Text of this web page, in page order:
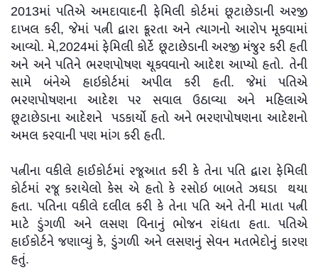
2013માં પતિએ અમદાવાદની ફેમિલી કોર્ટમાં છૂટાછેડાની અરજી
દાખલ કરી, જેમાં પત્ની દ્વારા ક્રૂરતા અને ત્યાગનો આરોપ મૂકવામાં
આવ્યો. મે,2024માં ફેમિલી કોર્ટે છૂટાછેડાની અરજી મંજુર કરી હતી
અને અને પતિને ભરણપોષણ ચૂકવવાનો આદેશ આપ્યો હતો. તેની
સામે બંનેએ હાઇકોર્ટમાં અપીલ કરી હતી. જેમાં પતિએ
ભરણપોષણના આદેશ પર સવાલ ઉઠાવ્યા અને મહિલાએ
છૂટાછેડાના આદેશને પડકાર્યો હતો અને ભરણપોષણના આદેશનો
અમલ કરવાની પણ માંગ કરી હતી.
પત્નીના વકીલે હાઈકોર્ટમાં રજૂઆત કરી કે તેના પતિ દ્વારા ફેમિલી
કોર્ટમાં રજૂ કરાયેલો કેસ એ હતો કે રસોઇ બાબતે ઝઘડા થયા
હતા. પતિના વકીલે દલીલ કરી કે તેના પતિ અને તેની માતા પત્ની
માટે ડુંગળી અને લસણ વિનાનું ભોજન રાંધતા હતા. પતિએ
હાઈકોર્ટને જણાવ્યું કે, ડુંગળી અને લસણનું સેવન મતભેદોનું કારણ
હતું.